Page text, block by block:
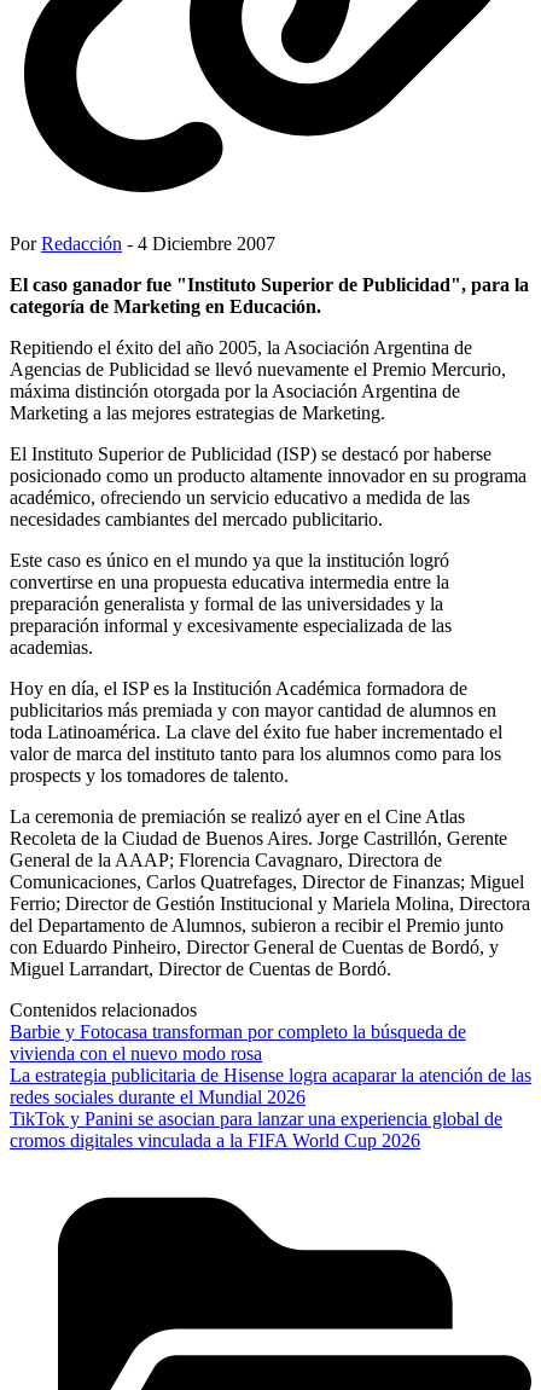
PorRedacción - 4 Diciembre 2007
El caso ganador fue "Instituto Superior de Publicidad", para la
categoría de Marketing en Educación.
Repitiendo el éxito del año 2005, la Asociación Argentina de
Agencias de Publicidad se llevó nuevamente el Premio Mercurio,
máxima distinción otorgada por la Asociación Argentina de
Marketing a las mejores estrategias de Marketing.
El Instituto Superior de Publicidad (ISP) se destacó por haberse
posicionado como un producto altamente innovador en su programa
académico, ofreciendo un servicio educativo a medida de las
necesidades cambiantes del mercado publicitario.
Este caso es único en el mundo ya que la institución logró
convertirse en una propuesta educativa intermedia entre la
preparación generalista y formal de las universidades y la
preparación informal y excesivamente especializada de las
academias.
Hoy en día, el ISP es la Institución Académica formadora de
publicitarios más premiada y con mayor cantidad de alumnos en
toda Latinoamérica. La clave del éxito fue haber incrementado el
valor de marca del instituto tanto para los alumnos como para los
prospects y los tomadores de talento.
La ceremonia de premiación se realizó ayer en el Cine Atlas
Recoleta de la Ciudad de Buenos Aires. Jorge Castrillón, Gerente
General de la AAAP; Florencia Cavagnaro, Directora de
Comunicaciones, Carlos Quatrefages, Director de Finanzas; Miguel
Ferrio; Director de Gestión Institucional y Mariela Molina, Directora
del Departamento de Alumnos, subieron a recibir el Premio junto
con Eduardo Pinheiro, Director General de Cuentas de Bordó, y
Miguel Larrandart, Director de Cuentas de Bordó.
Contenidos relacionados
Barbie y Fotocasa transforman por completo la búsqueda de
vivienda con el nuevo modo rosa
La estrategia publicitaria de Hisense logra acaparar la atención de las
redes sociales durante el Mundial 2026
TikTok y Panini se asocian para lanzar una experiencia global de
cromos digitales vinculada a la FIFA World Cup 2026